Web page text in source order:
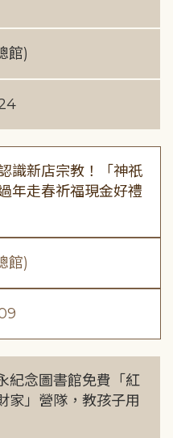
館)
識新店宗教！「神祇
年走春祈福現金好禮
館)
紀念圖書館免費「紅
家」營隊，教孩子用